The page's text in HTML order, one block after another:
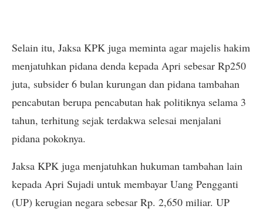
Selain itu, Jaksa KPK juga meminta agar majelis hakim
menjatuhkan pidana denda kepada Apri sebesar Rp250
juta, subsider 6 bulan kurungan dan pidana tambahan
pencabutan berupa pencabutan hak politiknya selama 3
tahun, terhitung sejak terdakwa selesai menjalani
pidana pokoknya.
Jaksa KPK juga menjatuhkan hukuman tambahan lain
kepada Apri Sujadi untuk membayar Uang Pengganti
(UP) kerugian negara sebesar Rp. 2,650 miliar. UP